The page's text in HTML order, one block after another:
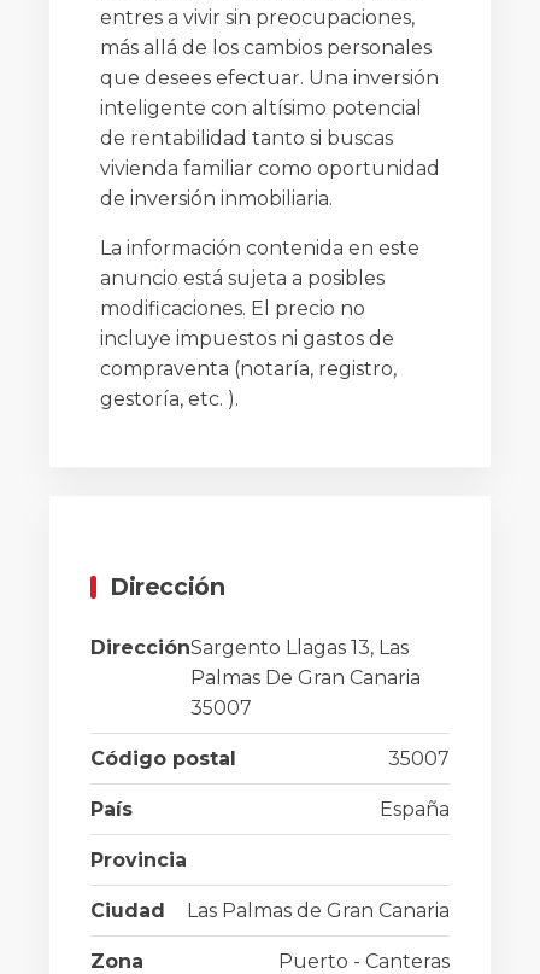
entres a vivir sin preocupaciones,
más allá de los cambios personales
que desees efectuar. Una inversión
inteligente con altísimo potencial
de rentabilidad tanto si buscas
vivienda familiar como oportunidad
de inversión inmobiliaria.
La información contenida en este
anuncio está sujeta a posibles
modificaciones. El precio no
incluye impuestos ni gastos de
compraventa (notaría, registro,
gestoría, etc. ).
Dirección
DirecciónSargento Llagas 13, Las
Palmas De Gran Canaria
35007
Código postal 35007
País España
Provincia
Ciudad Las Palmas de Gran Canaria
Zona Puerto - Canteras